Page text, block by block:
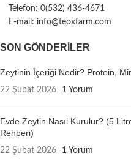
Telefon: 0(532) 436-4671
E-mail: info@teoxfarm.com
SON GÖNDERILER
Zeytinin İçeriği Nedir? Protein,
22 Şubat 2026 1 Yorum
Evde Zeytin Nasıl Kurulur? (5
Rehberi)
22 Şubat 2026 1 Yorum